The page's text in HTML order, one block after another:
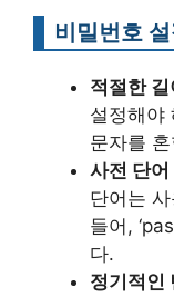
비밀번호
적절한 길
설정해야
문자를
사전 단어
단어는
들어,
다.
정기적인